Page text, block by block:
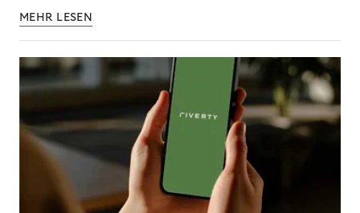
MEHR LESEN